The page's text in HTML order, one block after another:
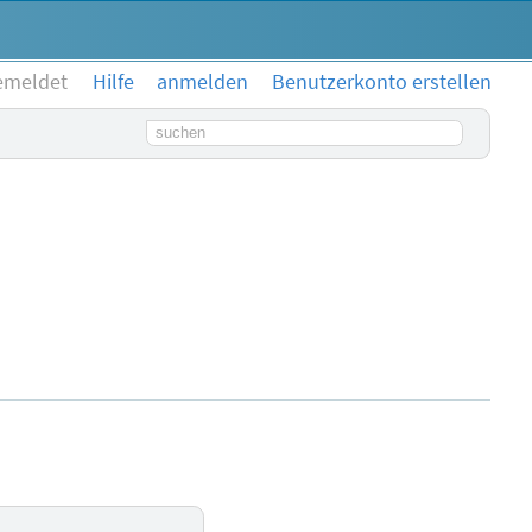
Hilfe anmelden
Benutzerkonto erstellen
Suchbegriff